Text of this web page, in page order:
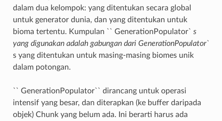
dalam dua kelompok: yang ditentukan secara global
untuk generator dunia, dan yang ditentukan untuk
bioma tertentu. Kumpulan `` GenerationPopulator` s
yang digunakan adalah gabungan dari GenerationPopulator`
s yang ditentukan untuk masing-masing biomes unik
dalam potongan.
`` GenerationPopulator`` dirancang untuk operasi
intensif yang besar, dan diterapkan (ke buffer daripada
objek) Chunk yang belum ada. Ini berarti harus ada